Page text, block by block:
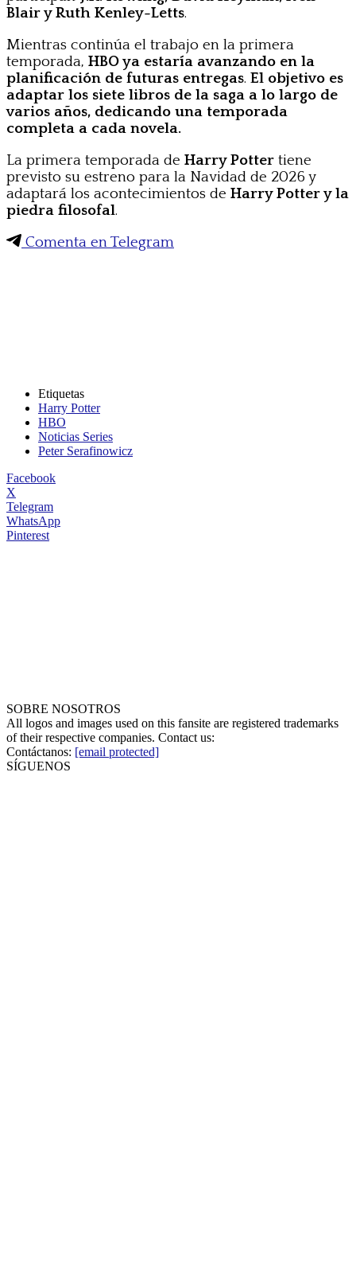
Blair y Ruth Kenley-Letts.
Mientras continúa el trabajo en la primera
temporada, HBO ya estaría avanzando en la
planificación de futuras entregas. El objetivo es
adaptar los siete libros de la saga a lo largo de
varios años, dedicando una temporada
completa a cada novela.
La primera temporada de Harry Potter tiene
previsto su estreno para la Navidad de 2026 y
adaptará los acontecimientos de Harry Potter y la
piedra filosofal.
Comenta en Telegram
Etiquetas
Harry Potter
HBO
Noticias Series
Peter Serafinowicz
Facebook
X
Telegram
WhatsApp
Pinterest
SOBRE NOSOTROS
All logos and images used on this fansite are registered trademarks
of their respective companies. Contact us:
Contáctanos: [email protected]
SÍGUENOS